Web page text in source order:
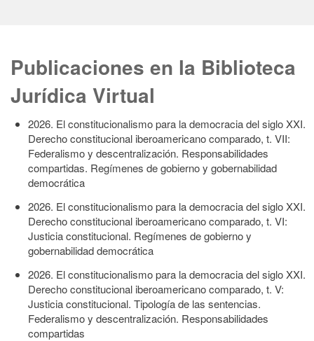
Publicaciones en la Biblioteca
Jurídica Virtual
2026. El constitucionalismo para la democracia del siglo XXI.
Derecho constitucional iberoamericano comparado, t. VII:
Federalismo y descentralización. Responsabilidades
compartidas. Regímenes de gobierno y gobernabilidad
democrática
2026. El constitucionalismo para la democracia del siglo XXI.
Derecho constitucional iberoamericano comparado, t. VI:
Justicia constitucional. Regímenes de gobierno y
gobernabilidad democrática
2026. El constitucionalismo para la democracia del siglo XXI.
Derecho constitucional iberoamericano comparado, t. V:
Justicia constitucional. Tipología de las sentencias.
Federalismo y descentralización. Responsabilidades
compartidas